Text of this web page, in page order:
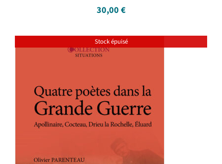
30,00 €
Stock épuisé